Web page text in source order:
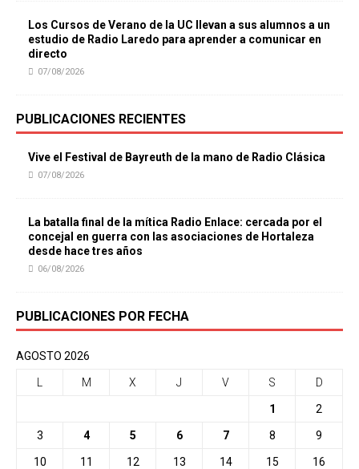
Los Cursos de Verano de la UC llevan a sus alumnos a un
estudio de Radio Laredo para aprender a comunicar en
directo
07/08/2026
PUBLICACIONES RECIENTES
Vive el Festival de Bayreuth de la mano de Radio Clásica
07/08/2026
La batalla final de la mítica Radio Enlace: cercada por el
concejal en guerra con las asociaciones de Hortaleza
desde hace tres años
06/08/2026
PUBLICACIONES POR FECHA
AGOSTO 2026
M X J V S D
1 2
3 4 5 6 7 8 9
10 11 12 13 14 15 16